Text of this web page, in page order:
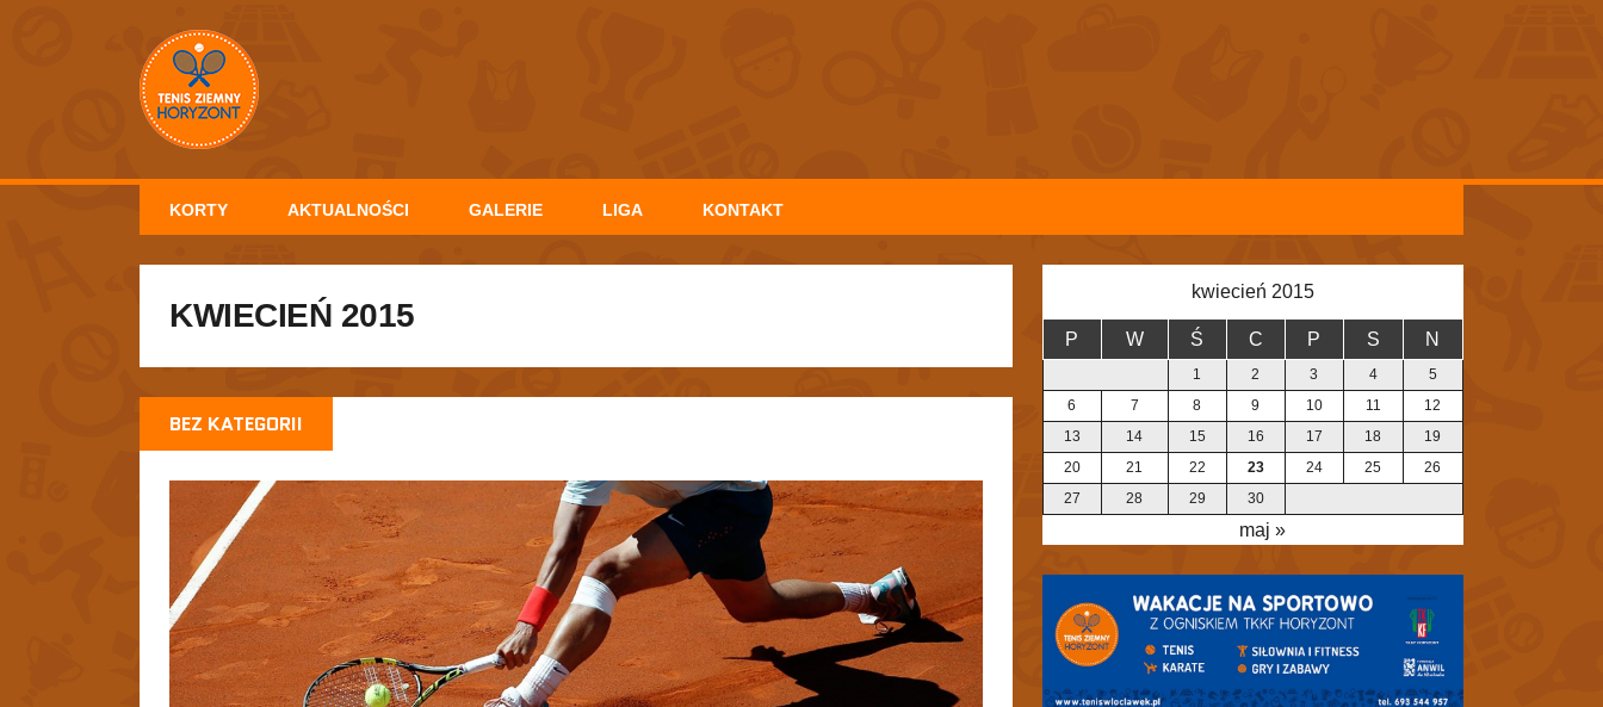
KORTY AKTUALNOŚCI GALERIE LIGA KONTAKT
KWIECIEŃ 2015
BEZ KATEGORII
kwiecień 2015
P W Ś C P S N
1 2 3 4
5
6
7 8 9 10 11
12
13
14 15 16 17 18
19
20
21 22 23 24 25
26
27
28 29 30
maj »